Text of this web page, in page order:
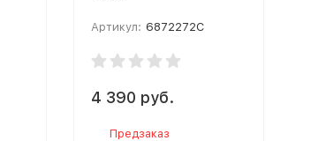
Артикул: 6872272C
4 390 руб.
Предзаказ